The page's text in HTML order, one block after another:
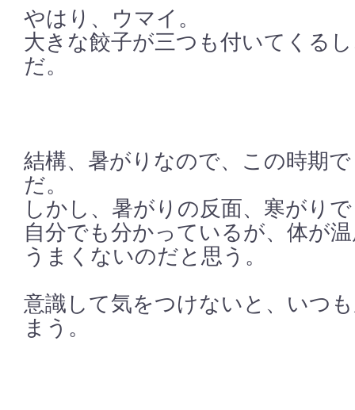
やはり、ウマイ。
大きな餃子が三つも付いてくる
だ。
結構、暑がりなので、この時期
だ。
しかし、暑がりの反面、寒がり
自分でも分かっているが、体が
うまくないのだと思う。
意識して気をつけないと、いつ
まう。